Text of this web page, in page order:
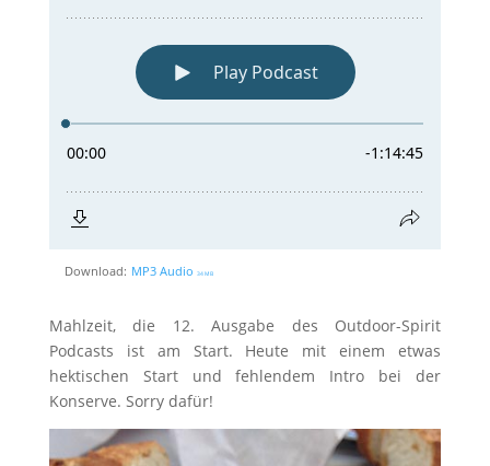
Download: MP3 Audio 34 MB
Mahlzeit, die 12. Ausgabe des Outdoor-Spirit
Podcasts ist am Start. Heute mit einem etwas
hektischen Start und fehlendem Intro bei der
Konserve. Sorry dafür!